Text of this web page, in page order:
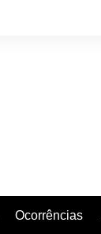
Ocorrências